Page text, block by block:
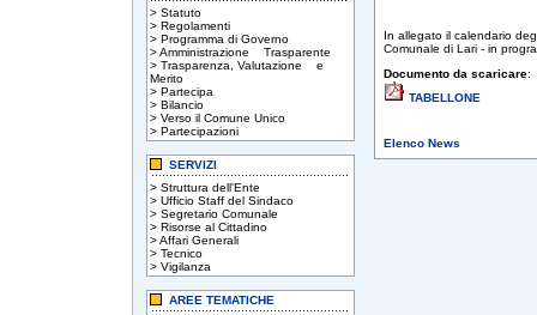
> Statuto
> Regolamenti
> Programma di Governo
>Amministrazione Trasparente
> Trasparenza, Valutazione e
Merito
> Partecipa
> Bilancio
> Verso il Comune Unico
> Partecipazioni
SERVIZI
> Struttura dell'Ente
> Ufficio Staff del Sindaco
> Segretario Comunale
> Risorse al Cittadino
>Affari Generali
> Tecnico
> Vigilanza
AREE TEMATICHE
In allegato il calendario
Comunale di Lari - in
Documento da scaricare:
TABELLONE
Elenco News